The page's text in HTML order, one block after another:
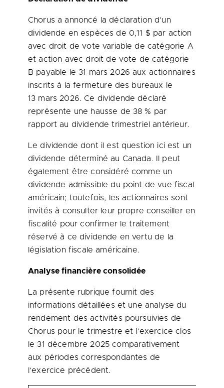
Chorus a annoncé la déclaration d’un
dividende en espèces de 0,11 $ par action
avec droit de vote variable de catégorie A
et action avec droit de vote de catégorie
B payable le 31 mars 2026 aux actionnaires
inscrits à la fermeture des bureaux le
13 mars 2026. Ce dividende déclaré
représente une hausse de 38 % par
rapport au dividende trimestriel antérieur.
Le dividende dont il est question ici est un
dividende déterminé au Canada. Il peut
également être considéré comme un
dividende admissible du point de vue fiscal
américain; toutefois, les actionnaires sont
invités à consulter leur propre conseiller en
fiscalité pour confirmer le traitement
réservé à ce dividende en vertu de la
législation fiscale américaine.
Analyse financière consolidée
La présente rubrique fournit des
informations détaillées et une analyse du
rendement des activités poursuivies de
Chorus pour le trimestre et l’exercice clos
le 31 décembre 2025 comparativement
aux périodes correspondantes de
l’exercice précédent.